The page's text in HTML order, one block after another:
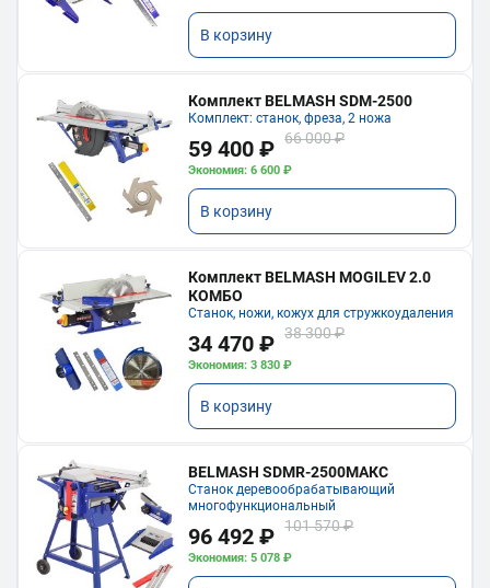
В корзину
Комплект BELMASH SDM-2500
Комплект: станок, фреза, 2 ножа
59 400 ₽ 66 000 ₽
Экономия: 6 600 ₽
В корзину
Комплект BELMASH MOGILEV 2.0
КОМБО
Станок, ножи, кожух для стружкоудаления
34 470 ₽ 38 300 ₽
Экономия: 3 830 ₽
В корзину
BELMASH SDMR-2500МАКС
Станок деревообрабатывающий
многофункциональный
96 492 ₽ 101 570 ₽
Экономия: 5 078 ₽